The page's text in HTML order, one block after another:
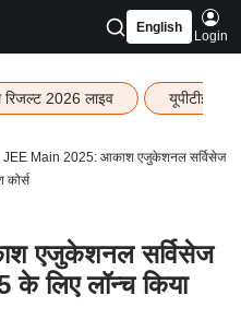
English
Login
रिजल्ट 2026 लाइव यूपीटीईटी
JEE Main 2025: आकाश एजुकेशनल सर्विसेज
एजुकेशनल सर्विसेज
लिए लॉन्च किया